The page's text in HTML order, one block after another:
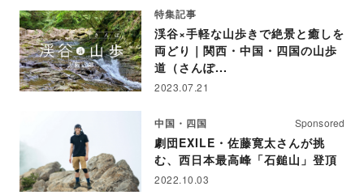
特集記事
渓谷×手軽な山歩きで絶景と癒しを
両どり｜関西・中国・四国の山歩
道（さんぽ...
2023.07.21
中国・四国 Sponsored
劇団EXILE・佐藤寛太さんが挑
む、西日本最高峰「石鎚山」登頂
2022.10.03